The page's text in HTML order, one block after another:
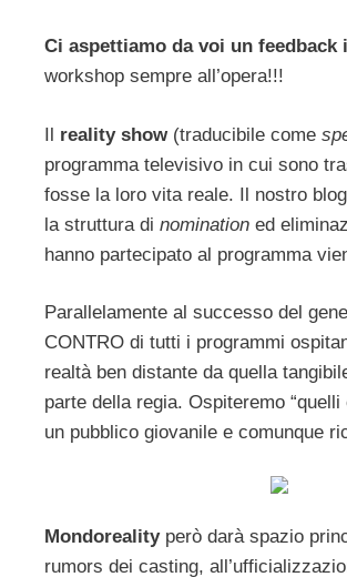
Ci aspettiamo da voi un feedback
workshop sempre all’opera!!!
Il reality show (traducibile come
programma televisivo in cui sono
fosse la loro vita reale. Il nostro
la struttura di nomination ed
hanno partecipato al programma
Parallelamente al successo del
CONTRO di tutti i programmi
realtà ben distante da quella
parte della regia. Ospiteremo
un pubblico giovanile e comunque
Mondorealityperò darà spazio
rumors dei casting,